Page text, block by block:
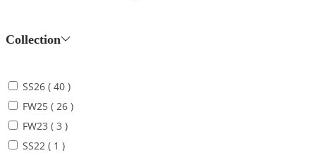
Collection
SS26 ( 40 )
FW25 ( 26 )
FW23 ( 3 )
SS22 ( 1 )